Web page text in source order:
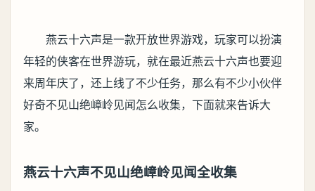
燕云十六声是一款开放世界游戏，玩家可以扮演
年轻的侠客在世界游玩，就在最近燕云十六声也要迎
来周年庆了，还上线了不少任务，那么有不少小伙伴
好奇不见山绝嶂岭见闻怎么收集，下面就来告诉大
家。
燕云十六声不见山绝嶂岭见闻全收集